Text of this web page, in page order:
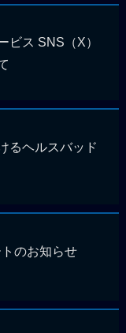
ビス SNS（X）
るヘルスバッド
のお知らせ